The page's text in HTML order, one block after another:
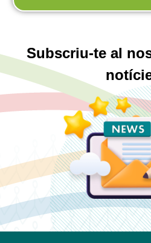
Subscriu-te al